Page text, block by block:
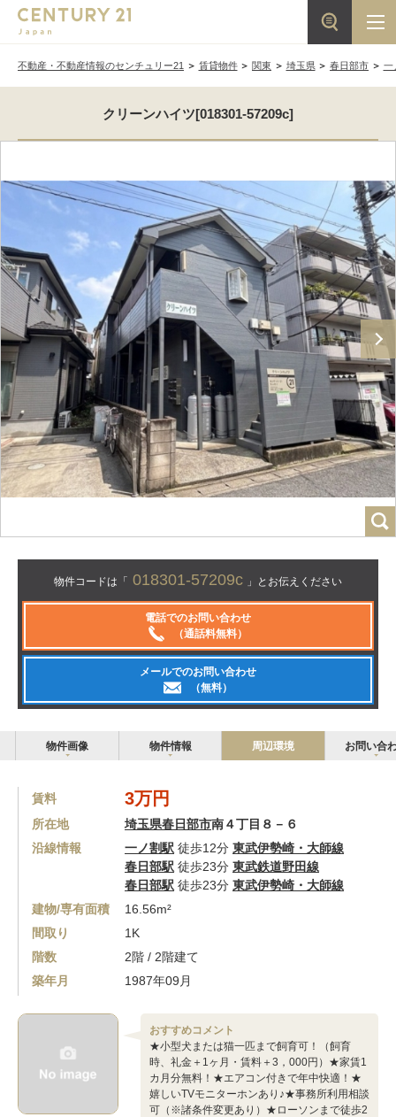
不動産・不動産情報のセンチュリー21 賃貸物件 関東 埼玉県 春日部市 一
クリーンハイツ[018301-57209c]
物件コードは「 018301-57209c 」とお伝えください
電話でのお問い合わせ
（通話料無料）
メールでのお問い合わせ
（無料）
物件画像 物件情報 周辺環境 お問い合
賃料 3万円
所在地 埼玉県春日部市南４丁目８－６
沿線情報
一ノ割駅 徒歩12分 東武伊勢崎・大師線
春日部駅 徒歩23分 東武鉄道野田線
春日部駅 徒歩23分 東武伊勢崎・大師線
建物/専有面積
16.56m²
間取り
1K
階数
2階 / 2階建て
築年月
1987年09月
おすすめコメント
★小型犬または猫一匹まで飼育可！（飼育
時、礼金＋1ヶ月・賃料＋3，000円）★家賃1
カ月分無料！★エアコン付きで年中快適！★
嬉しいTVモニターホンあり♪★事務所利用相談
可（※諸条件変更あり）★ローソンまで徒歩2